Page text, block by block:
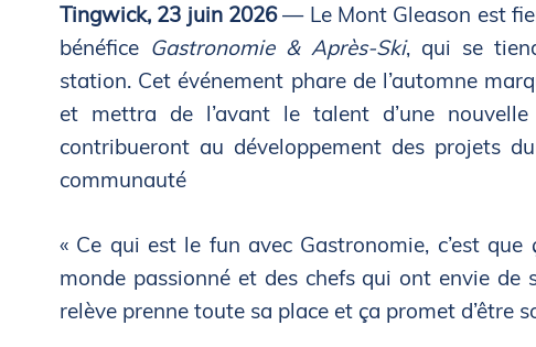
Tingwick, 23 juin 2026— Le Mont Gleason est
bénéfice Gastronomie & Après-Ski, qui se
station. Cet événement phare de l’automne
et mettra de l’avant le talent d’une
contribueront au développement des projets
communauté
« Ce qui est le fun avec Gastronomie, c’est
monde passionné et des chefs qui ont envie de
relève prenne toute sa place et ça promet d’être